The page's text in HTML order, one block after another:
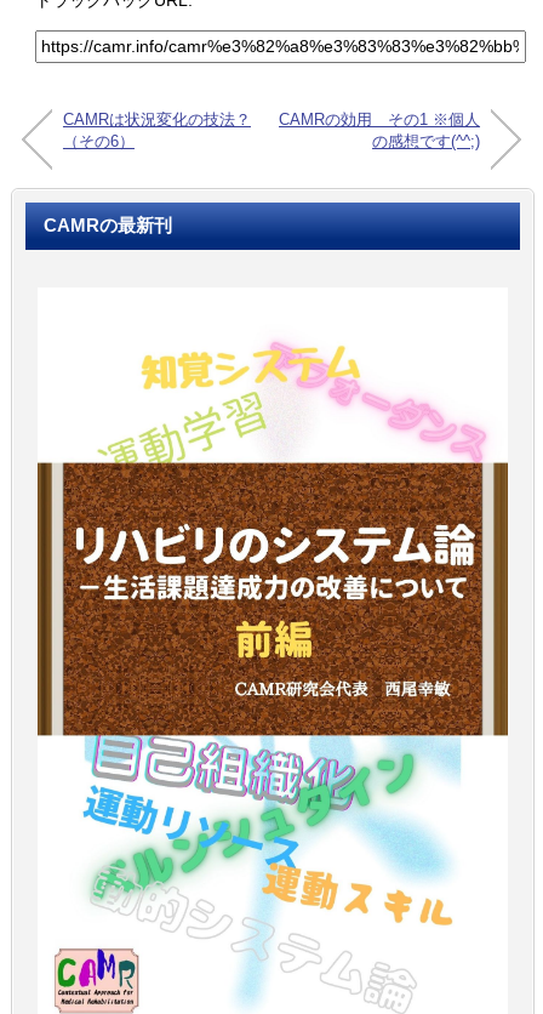
CAMRは状況変化の技法？
（その6）
CAMRの効用 その1 ※個人
の感想です(^^;)
CAMRの最新刊